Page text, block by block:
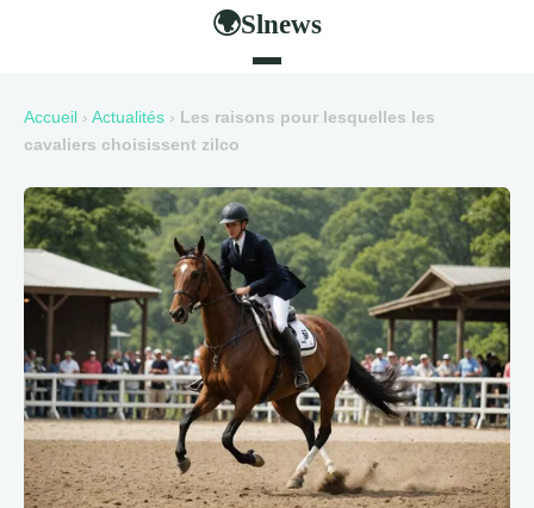
🌍Slnews
Accueil › Actualités › Les raisons pour lesquelles les
cavaliers choisissent zilco